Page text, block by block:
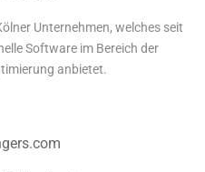
Unternehmen, welches seit
Software im Bereich der
anbietet.